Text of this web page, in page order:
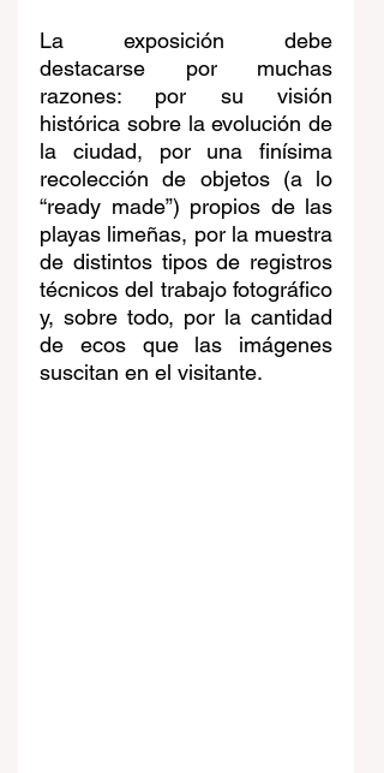
La exposición debe
destacarse por muchas
razones: por su visión
histórica sobre la evolución de
la ciudad, por una finísima
recolección de objetos (a lo
“ready made”) propios de las
playas limeñas, por la muestra
de distintos tipos de registros
técnicos del trabajo fotográfico
y, sobre todo, por la cantidad
de ecos que las imágenes
suscitan en el visitante.